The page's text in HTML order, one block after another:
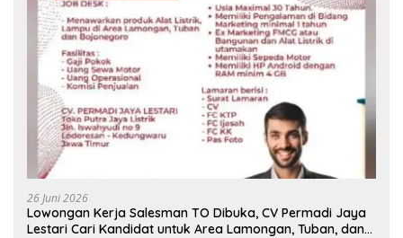
26 Juni 2026
Lowongan Kerja Salesman TO Dibuka, CV Permadi Jaya
Lestari Cari Kandidat untuk Area Lamongan, Tuban, dan